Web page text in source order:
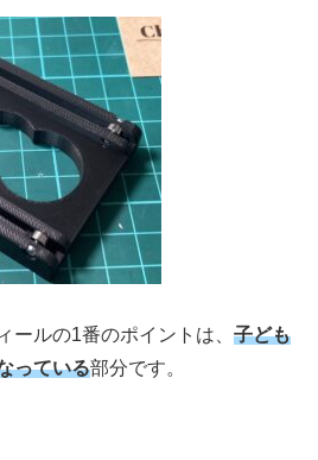
ールの1番のポイントは、 子ども
っている部分です。